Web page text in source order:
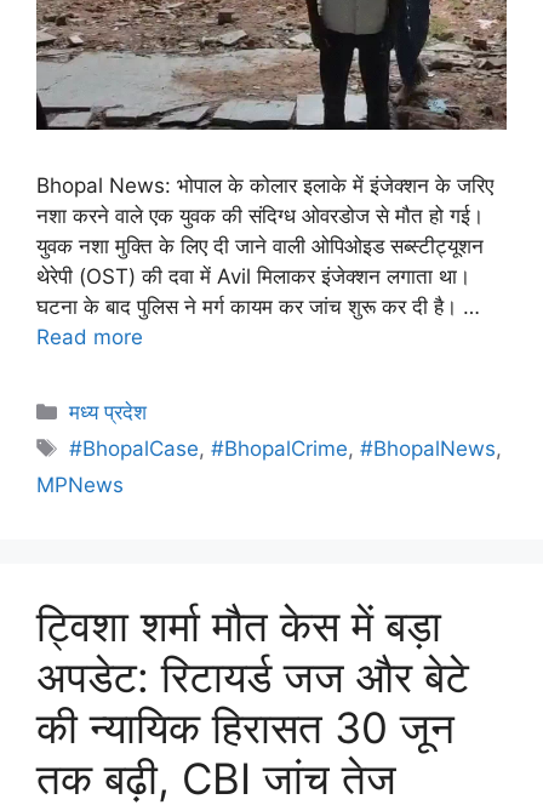
Bhopal News: भोपाल के कोलार इलाके में इंजेक्शन के जरिए
नशा करने वाले एक युवक की संदिग्ध ओवरडोज से मौत हो गई।
युवक नशा मुक्ति के लिए दी जाने वाली ओपिओइड सब्स्टीट्यूशन
थेरेपी (OST) की दवा में Avil मिलाकर इंजेक्शन लगाता था।
घटना के बाद पुलिस ने मर्ग कायम कर जांच शुरू कर दी है। …
Read more
मध्य प्रदेश
#BhopalCase,#BhopalCrime,#BhopalNews,
MPNews
ट्विशा शर्मा मौत केस में बड़ा
अपडेट: रिटायर्ड जज और बेटे
की न्यायिक हिरासत 30 जून
तक बढ़ी, CBI जांच तेज